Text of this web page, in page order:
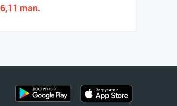
6,11 man.